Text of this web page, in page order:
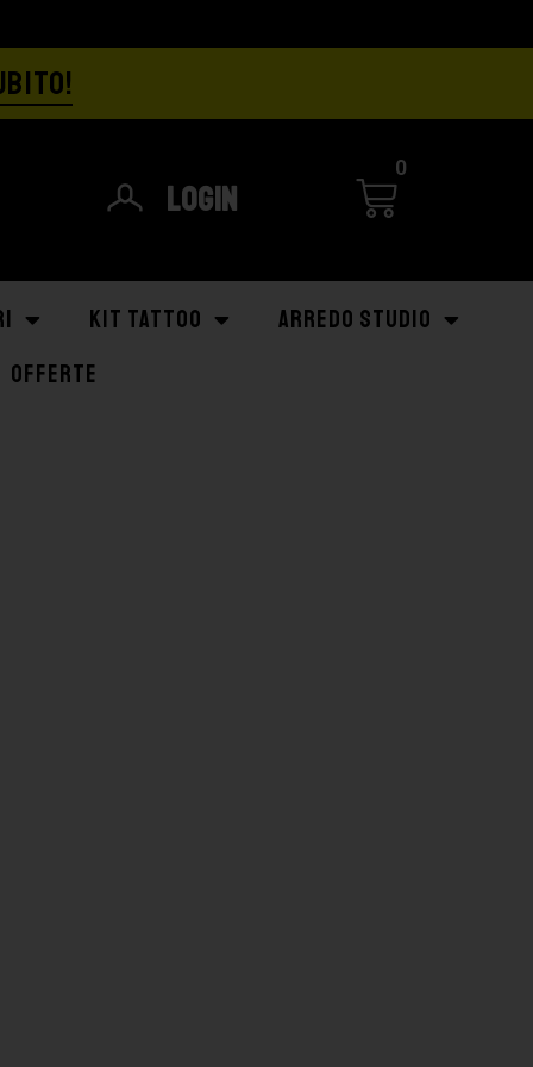
Login
0
KIT TATTOO
ARREDO STUDIO
OFFERTE